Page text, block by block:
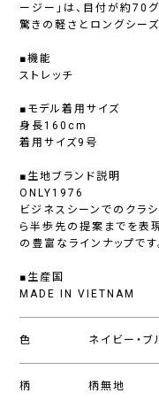
ージー」は、目付が約70
驚きの軽さとロングシー
■機能
ストレッチ
■モデル着用サイズ
身長160cm
着用サイズ9号
■生地ブランド説明
ONLY1976
ビジネスシーンでのクラ
ら半歩先の提案までを表
の豊富なラインナップです
■生産国
MADE IN VIETNAM
色 ネイビー・ブ
柄 柄無地